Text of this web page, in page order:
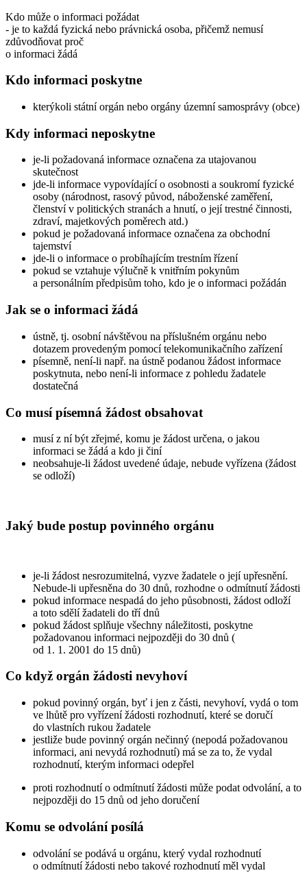
Kdo může o informaci požádat
- je to každá fyzická nebo právnická osoba, přičemž nemusí
zdůvodňovat proč
o informaci žádá
Kdo informaci poskytne
kterýkoli státní orgán nebo orgány územní samosprávy (obce)
Kdy informaci neposkytne
je-li požadovaná informace označena za utajovanou
skutečnost
jde-li informace vypovídající o osobnosti a soukromí fyzické
osoby (národnost, rasový původ, náboženské zaměření,
členství v politických stranách a hnutí, o její trestné činnosti,
zdraví, majetkových poměrech atd.)
pokud je požadovaná informace označena za obchodní
tajemství
jde-li o informace o probíhajícím trestním řízení
pokud se vztahuje výlučně k vnitřním pokynům
a personálním předpisům toho, kdo je o informaci požádán
Jak se o informaci žádá
ústně, tj. osobní návštěvou na příslušném orgánu nebo
dotazem provedeným pomocí telekomunikačního zařízení
písemně, není-li např. na ústně podanou žádost informace
poskytnuta, nebo není-li informace z pohledu žadatele
dostatečná
Co musí písemná žádost obsahovat
musí z ní být zřejmé, komu je žádost určena, o jakou
informaci se žádá a kdo ji činí
neobsahuje-li žádost uvedené údaje, nebude vyřízena (žádost
se odloží)
Jaký bude postup povinného orgánu
je-li žádost nesrozumitelná, vyzve žadatele o její upřesnění.
Nebude-li upřesněna do 30 dnů, rozhodne o odmítnutí žádosti
pokud informace nespadá do jeho působnosti, žádost odloží
a toto sdělí žadateli do tří dnů
pokud žádost splňuje všechny náležitosti, poskytne
požadovanou informaci nejpozději do 30 dnů (
od 1. 1. 2001 do 15 dnů)
Co když orgán žádosti nevyhoví
pokud povinný orgán, byť i jen z části, nevyhoví, vydá o tom
ve lhůtě pro vyřízení žádosti rozhodnutí, které se doručí
do vlastních rukou žadatele
jestliže bude povinný orgán nečinný (nepodá požadovanou
informaci, ani nevydá rozhodnutí) má se za to, že vydal
rozhodnutí, kterým informaci odepřel
proti rozhodnutí o odmítnutí žádosti může podat odvolání, a to
nejpozději do 15 dnů od jeho doručení
Komu se odvolání posílá
odvolání se podává u orgánu, který vydal rozhodnutí
o odmítnutí žádosti nebo takové rozhodnutí měl vydal